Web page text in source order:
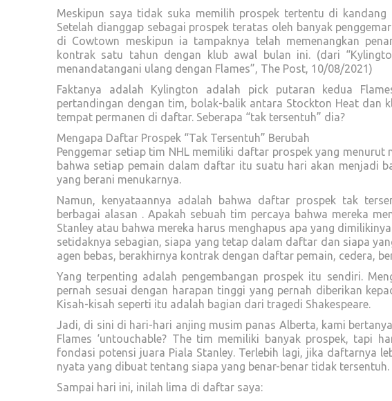
Meskipun saya tidak suka memilih prospek tertentu di
Setelah dianggap sebagai prospek teratas oleh banyak
di Cowtown meskipun ia tampaknya telah memenangkan
kontrak satu tahun dengan klub awal bulan ini. (dari
menandatangani ulang dengan Flames”, The Post, 10/08/2021)
Faktanya adalah Kylington adalah pick putaran kedua
pertandingan dengan tim, bolak-balik antara Stockton Heat dan
tempat permanen di daftar. Seberapa “tak tersentuh” ​​dia?
Mengapa Daftar Prospek “Tak Tersentuh” Berubah
Penggemar setiap tim NHL memiliki daftar prospek yang
bahwa setiap pemain dalam daftar itu suatu hari akan menjadi
yang berani menukarnya.
Namun, kenyataannya adalah bahwa daftar prospek tak
berbagai alasan . Apakah sebuah tim percaya bahwa mereka
Stanley atau bahwa mereka harus menghapus apa yang
setidaknya sebagian, siapa yang tetap dalam daftar dan siapa
agen bebas, berakhirnya kontrak dengan daftar pemain, cedera,
Yang terpenting adalah pengembangan prospek itu sendiri.
pernah sesuai dengan harapan tinggi yang pernah diberikan
Kisah-kisah seperti itu adalah bagian dari tragedi Shakespeare.
Jadi, di sini di hari-hari anjing musim panas Alberta, kami
Flames ‘untouchable? The tim memiliki banyak prospek, tapi
fondasi potensi juara Piala Stanley. Terlebih lagi, jika daftarnya
nyata yang dibuat tentang siapa yang benar-benar tidak tersentuh.
Sampai hari ini, inilah lima di daftar saya: